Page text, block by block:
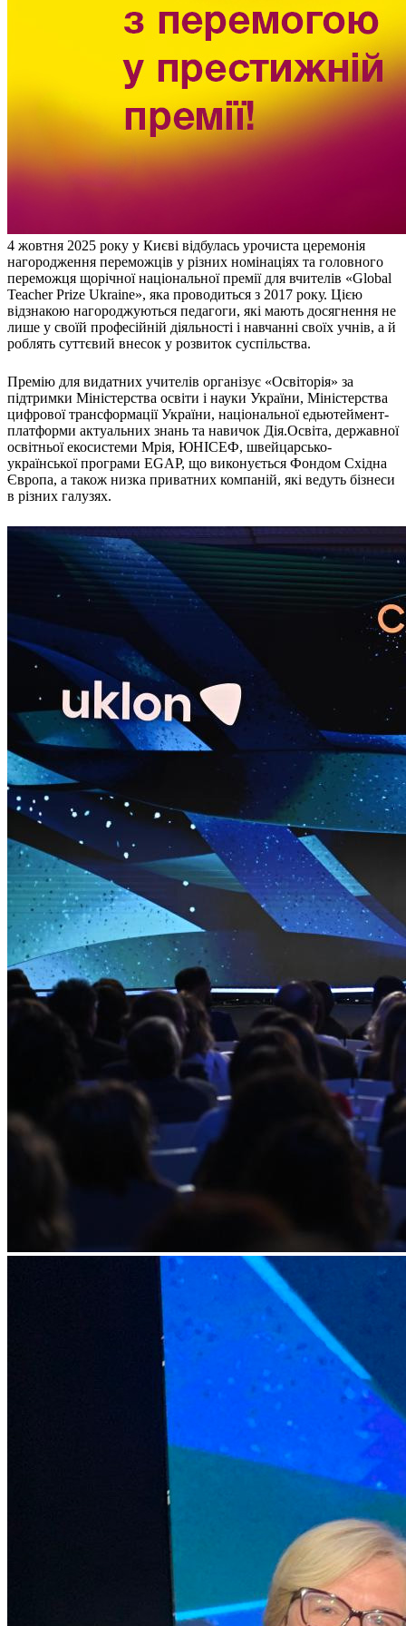
Ветерани УТОГ
Мережа УТОГ
Рекорди УТОГ
Видання УТОГ
Посилання сторінок УТОГ
Контакти
Навчальні програми
Уроки
Українська жестова мова
Географія
Правознавство
Я досліджую світ
Реєстр перекладачів жестової мови Українського
Підготовка перекладачів
"Сервіс УТОГ"
Атестація
Безбар'єрність для глухих
Вінницька область
Волинська область
Дніпропетровська область
Житомирська область
Закарпатська область
Запорізька область
Івано-Франківська область
Київська область
Кіровоградська область
Львівська область
Миколаївська область
Одеська область
Полтавська область
Рівненська область
Тернопільська область
Харківська область
Херсонська область
Хмельницька область
Черкаська область
Чернівецька область
Чернігівська область
Особи відповідальні за контактування з
питань укладення договорів
Вивчаємо жестову мову
Дитяча сторінка
Новини про жестову мову
Ресурс для вивчення жестових мов різних країн
ЦУЖМ
Проєкт "Жестова мова для поліцейських"
Про шахрайські схеми
На допомогу військовим
Медична термінологія жестовою мовою
Конвенція ООН
Законодавство
Міжнародні документи
4 жовтня 2025 року у Києві відбулась урочиста церемонія
нагородження переможців у різних номінаціях та головного
переможця щорічної національної премії для вчителів «Global
Teacher Prize Ukraine», яка проводиться з 2017 року. Цією
відзнакою нагороджуються педагоги, які мають досягнення не
лише у своїй професійній діяльності і навчанні своїх учнів, а й
роблять суттєвий внесок у розвиток суспільства.
Премію для видатних учителів організує «Освіторія» за
підтримки Міністерства освіти і науки України, Міністерства
цифрової трансформації України, національної едьютеймент-
платформи актуальних знань та навичок Дія.Освіта, державної
освітньої екосистеми Мрія, ЮНІСЕФ, швейцарсько-
української програми EGAP, що виконується Фондом Східна
Європа, а також низка приватних компаній, які ведуть бізнеси
в різних галузях.